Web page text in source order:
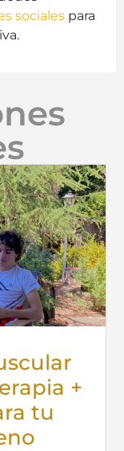
sociales para
+
tu